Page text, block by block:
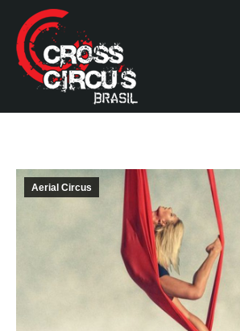
Aerial Circus